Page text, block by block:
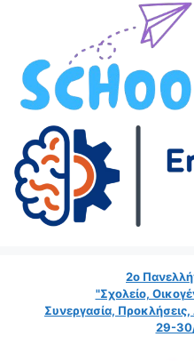
2ο
"Σχολείο,
Συνεργασία,
29-